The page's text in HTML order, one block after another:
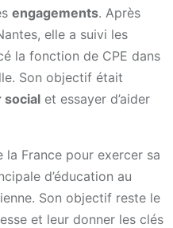
engagements. Après
elle a suivi les
la fonction de CPE dans
Son objectif était
social et essayer d’aider
France pour exercer sa
d’éducation au
Son objectif reste le
et leur donner les clés